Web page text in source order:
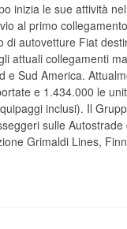
inizia le sue attività nel
al primo collegamento
di autovetture Fiat
attuali collegamenti
e Sud America.
e 1.434.000 le
inclusi). Il
sulle Autostrade
Grimaldi Lines,